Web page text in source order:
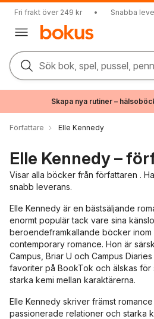
Fri frakt över 249 kr • Snabba
Sök bok, spel, pussel,
Skapa nya rutiner –
Författare Elle Kennedy
Elle Kennedy –
Visar alla böcker från författaren .
snabb leverans.
Elle Kennedy är en bästsäljande
enormt populär tack vare sina
beroendeframkallande böcker inom
contemporary romance. Hon är
Campus, Briar U och Campus
favoriter på BookTok och älskas för
starka kemi mellan karaktärerna.
Elle Kennedy skriver främst
passionerade relationer och starka